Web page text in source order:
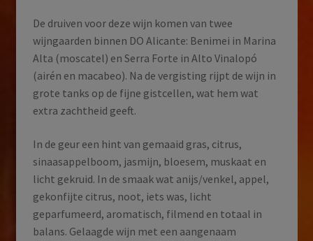
De druiven voor deze wijn komen van twee
wijngaarden binnen DO Alicante: Benimei in Marina
Alta (moscatel) en Serra Forte in Alto Vinalopó
(airén en macabeo). Na de vergisting rijpt de wijn in
grote tanks op de fijne gistcellen, wat hem wat
extra zachtheid geeft.
In de geur een hint van gemaaid gras, citrus,
sinaasappelboom, jasmijn, bloesem, muskaat en
licht gekruid. In de smaak wat anijs/venkel, appel,
gekonfijte citrus, noot, iets was, licht
geparfumeerd, aromatisch, filmend en totaal in
balans. Gelaagde wijn met een aangenaam